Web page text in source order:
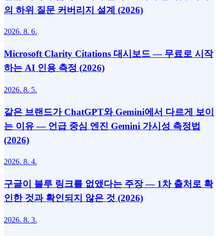
의 하위 질문 커버리지 설계 (2026)
2026. 8. 6.
Microsoft Clarity Citations 대시보드 — 무료로 시작
하는 AI 인용 측정 (2026)
2026. 8. 5.
같은 브랜드가 ChatGPT와 Gemini에서 다르게 보이
는 이유 — 언급 중심 엔진 Gemini 가시성 측정법
(2026)
2026. 8. 4.
구글이 블루 링크를 없앴다는 주장 — 1차 출처로 확
인한 것과 확인되지 않은 것 (2026)
2026. 8. 3.